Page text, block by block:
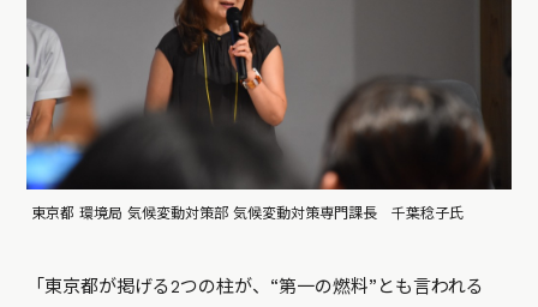
東京都 環境局 気候変動対策部 気候変動対策専門課長 千葉稔子氏
「東京都が掲げる2つの柱が、“第一の燃料”とも言われる